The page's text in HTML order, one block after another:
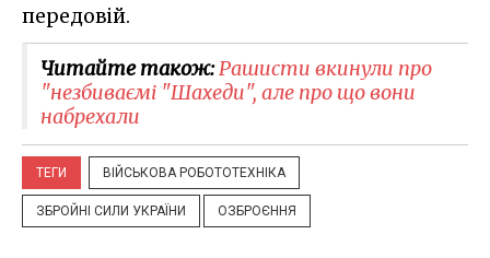
передовій.
Читайте також:Рашисти вкинули про
"незбиваємі "Шахеди", але про що вони
набрехали
ТЕГИ ВІЙСЬКОВА РОБОТОТЕХНІКА
ЗБРОЙНІ СИЛИ УКРАЇНИ ОЗБРОЄННЯ